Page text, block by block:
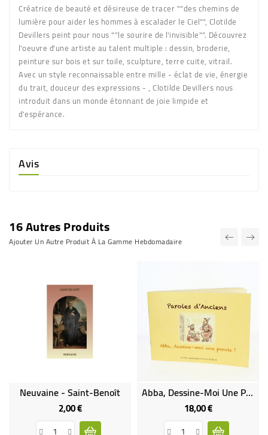
Créatrice de beauté et désireuse de tracer ""des chemins de
lumière pour aider les hommes à escalader le Ciel"", Clotilde
Devillers peint pour nous ""le sourire de l'invisible"". Découvrez
l'oeuvre d'une artiste au talent multiple : dessin, broderie,
peinture sur bois et sur toile, sculpture, terre cuite, vitrail.
Avec un style reconnaissable entre mille - éclat de vie, énergie
du trait, douceur des expressions - , Clotilde Devillers nous
introduit dans un monde étonnant de joie limpide et
d'espérance.
Avis
16 Autres Produits
Ajouter Un Autre Produit À La Gamme Hebdomadaire
Neuvaine - Saint-Benoît
2,00 €Prix
Abba, Dessine-Moi Une Parole !
18,00 €Prix